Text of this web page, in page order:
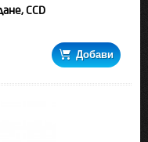
CCD
Добави